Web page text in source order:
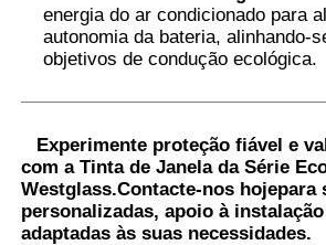
energia do ar condicionado para
autonomia da bateria, alinhando-
objetivos de condução ecológica.
Experimente proteção fiável e
com a Tinta de Janela da Série
Westglass.Contacte-nos hojepara
personalizadas, apoio à
adaptadas às suas necessidades.